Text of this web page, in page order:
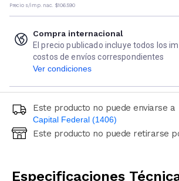
Precio s/imp. nac. $106.590
Compra internacional
El precio publicado incluye todos los
costos de envíos correspondientes
Ver condiciones
Este producto no puede enviarse a
Capital Federal (1406)
Ingresá código postal (sólo números)
Este producto no puede retirarse
Especificaciones